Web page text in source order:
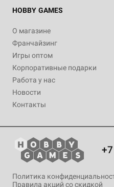
HOBBY GAMES
О магазине
Франчайзинг
Игры оптом
Корпоративные подарки
Работа у нас
Новости
Контакты
Политика
Правила акций со скидкой